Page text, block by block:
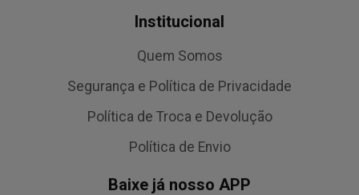
Institucional
Quem Somos
Segurança e Política de Privacidade
Política de Troca e Devolução
Política de Envio
Baixe já nosso APP